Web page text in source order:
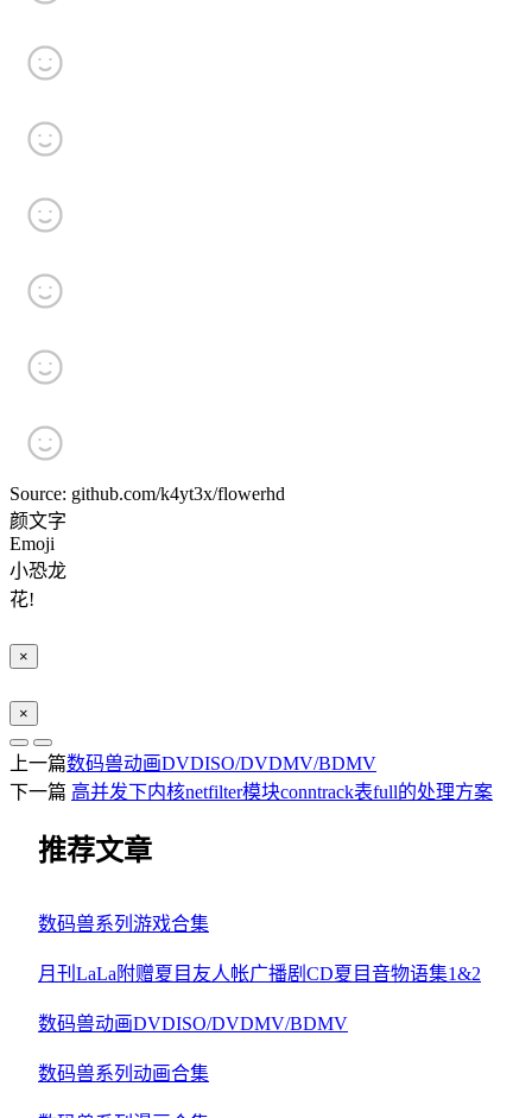
Source: github.com/k4yt3x/flowerhd
颜文字
Emoji
小恐龙
花!
×
×
上一篇数码兽动画DVDISO/DVDMV/BDMV
下一篇 高并发下内核netfilter模块conntrack表full的处理方案
推荐文章
数码兽系列游戏合集
月刊LaLa附赠夏目友人帐广播剧CD夏目音物语集1&2
数码兽动画DVDISO/DVDMV/BDMV
数码兽系列动画合集